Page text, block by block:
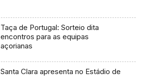
Taça de Portugal: Sorteio dita
encontros para as equipas
açorianas
Santa Clara apresenta no Estádio de